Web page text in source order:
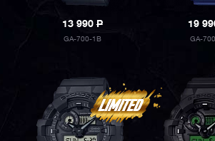
13 990P
GA-700-1B
19
GA-